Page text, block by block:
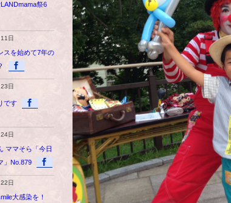
祭6
日
スを始めて7年の
日
です
日
ママそら「今日
」No.879
日
大感染を！